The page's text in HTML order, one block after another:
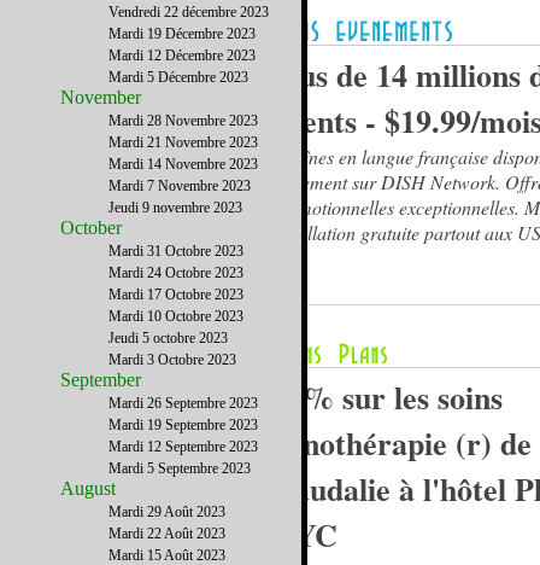
Plus de 14 millions
clients - $19.99/
Chaînes en langue française
seulement sur DISH Network.
promotionnelles exceptionnelles.
installation gratuite partout aux
50% sur les soins
Vinothérapie (r) de
Caudalie à l'hôtel
NYC
Vendredi 22 décembre 2023
Mardi 19 Décembre 2023
Mardi 12 Décembre 2023
Mardi 5 Décembre 2023
November
Mardi 28 Novembre 2023
Mardi 21 Novembre 2023
Mardi 14 Novembre 2023
Mardi 7 Novembre 2023
Jeudi 9 novembre 2023
October
Mardi 31 Octobre 2023
Mardi 24 Octobre 2023
Mardi 17 Octobre 2023
Mardi 10 Octobre 2023
Jeudi 5 octobre 2023
Mardi 3 Octobre 2023
September
Mardi 26 Septembre 2023
Mardi 19 Septembre 2023
Mardi 12 Septembre 2023
Mardi 5 Septembre 2023
August
Mardi 29 Août 2023
Mardi 22 Août 2023
Mardi 15 Août 2023